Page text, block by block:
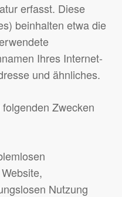
erfasst. Diese
beinhalten etwa die
Ihres Internet-
und ähnliches.
Zwecken
Nutzung